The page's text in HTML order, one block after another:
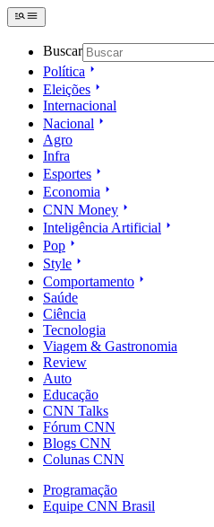
Buscar
Política
Eleições
Internacional
Nacional
Agro
Infra
Esportes
Economia
CNN Money
Inteligência Artificial
Pop
Style
Comportamento
Saúde
Ciência
Tecnologia
Viagem & Gastronomia
Review
Auto
Educação
CNN Talks
Fórum CNN
Blogs CNN
Colunas CNN
Programação
Equipe CNN Brasil